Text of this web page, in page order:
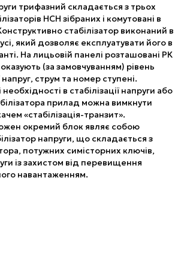
трифазний складається з трьох
НСН зібраних і комутовані в
стабілізатор виконаний в
який дозволяє експлуатувати його в
На лицьовій панелі розташовані РК
(за замовчуванням) рівень
напруг, струм та номер ступені.
необхідності в стабілізації напруги або
прилад можна вимкнути
«стабілізація-транзит».
окремий блок являє собою
напруги, що складається з
потужних симісторних ключів,
із захистом від перевищення
навантаженням.